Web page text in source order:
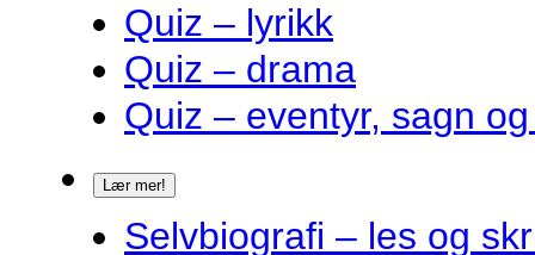
Quiz – lyrikk
Quiz – drama
Quiz – eventyr, sagn
Lær mer!
Selvbiografi – les og